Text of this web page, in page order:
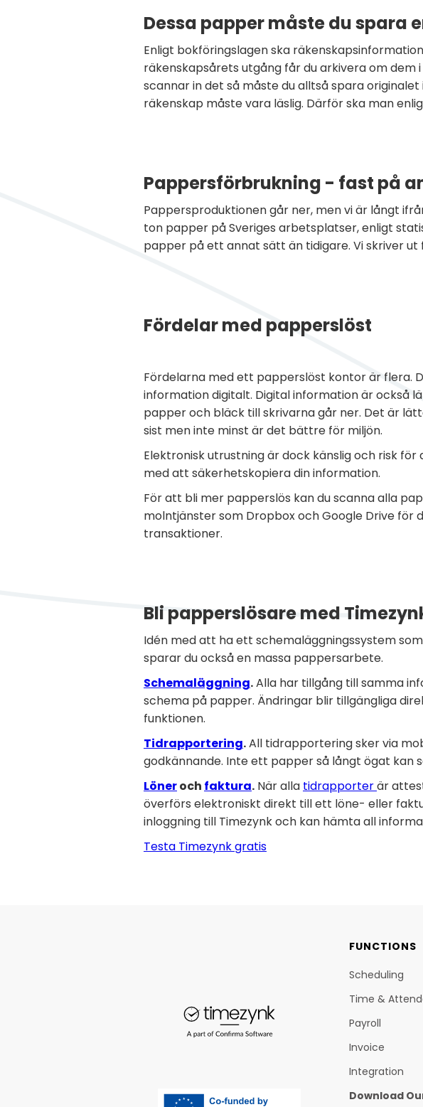
Dessa papper måste du spara
Enligt bokföringslagen ska
räkenskapsårets utgång får du arkivera om
scannar in det så måste du alltså spara
räkenskap måste vara läslig. Därför ska man
Pappersförbrukning - fast på
Pappersproduktionen går ner, men vi är långt
ton papper på Sveriges arbetsplatser, enligt
papper på ett annat sätt än tidigare. Vi skriver
Fördelar med papperslöst
Fördelarna med ett papperslöst kontor är flera.
information digitalt. Digital information är också
papper och bläck till skrivarna går ner. Det är
sist men inte minst är det bättre för miljön.
Elektronisk utrustning är dock känslig och risk
med att säkerhetskopiera din information.
För att bli mer papperslös kan du scanna alla
molntjänster som Dropbox och Google Drive
transaktioner.
Bli papperslösare med
Idén med att ha ett schemaläggningssystem
sparar du också en massa pappersarbete.
Schemaläggning.Alla har tillgång till samma
schema på papper. Ändringar blir tillgängliga
funktionen.
Tidrapportering.All tidrapportering sker via
godkännande. Inte ett papper så långt ögat kan
Löneroch faktura. När alla tidrapporterär
överförs elektroniskt direkt till ett löne- eller
inloggning till Timezynk och kan hämta all
Testa Timezynk gratis
FUNCTIONS
Scheduling
Time &
Payroll
Invoice
Integration
Download